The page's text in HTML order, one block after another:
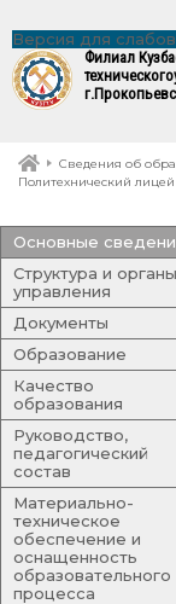
Версия для
Филиал
технического
Сведения об
Политехнический лицей
Основные
Структура и органы
управления
Документы
Образование
Качество
образования
Руководство,
педагогический
состав
Материально-
техническое
обеспечение и
оснащенность
образовательного
процесса